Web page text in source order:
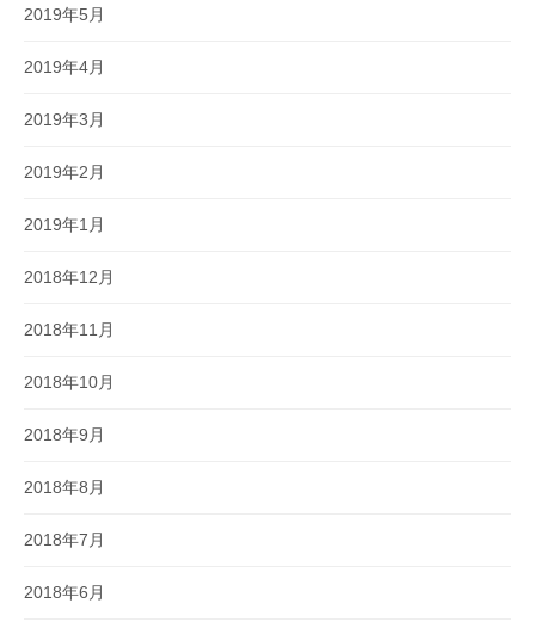
2019年5月
2019年4月
2019年3月
2019年2月
2019年1月
2018年12月
2018年11月
2018年10月
2018年9月
2018年8月
2018年7月
2018年6月